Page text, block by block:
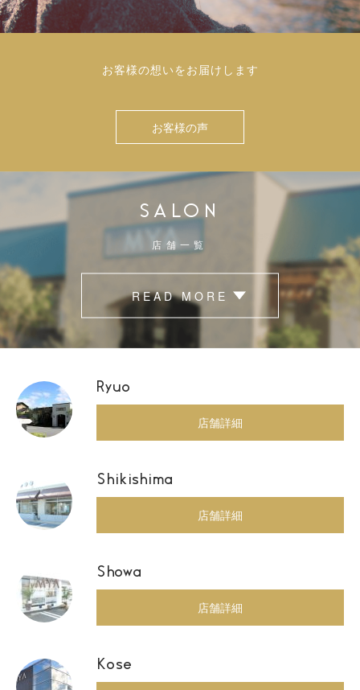
お客様の想いをお届けします
お客様の声
SALON
店舗一覧
READ MORE
Ryuo
店舗詳細
Shikishima
店舗詳細
Showa
店舗詳細
Kose